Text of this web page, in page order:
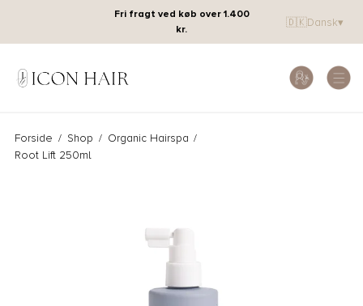
🇩🇰Dansk▾
Fri fragt ved køb over 1.400
kr.
Forside / Shop / Organic Hairspa /
Root Lift 250ml